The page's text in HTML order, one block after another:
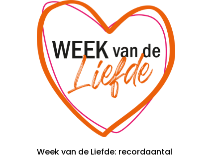
Week van de Liefde: recordaantal